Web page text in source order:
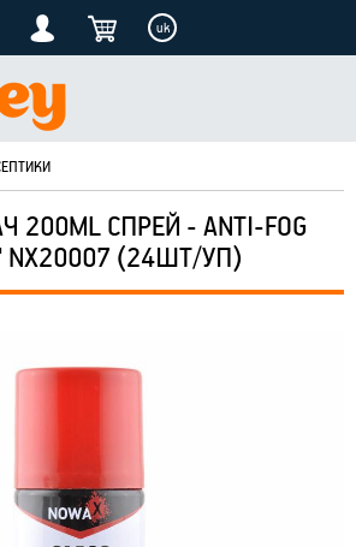
uk
200ML СПРЕЙ - ANTI-FOG
NX20007 (24ШТ/УП)